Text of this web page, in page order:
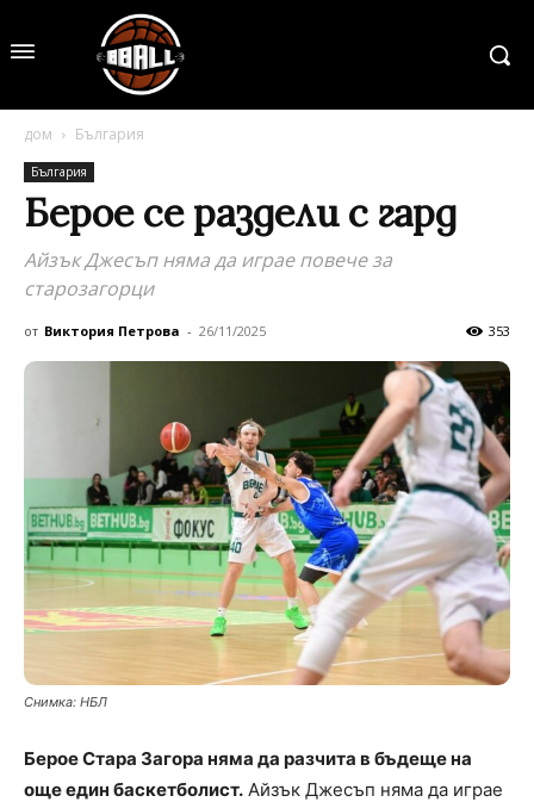
дом България
България
Берое се раздели с гард
Айзък Джесъп няма да играе повече за
старозагорци
от Виктория Петрова - 26/11/2025 353
Снимка: НБЛ
Берое Стара Загора няма да разчита в бъдеще на
още един баскетболист. Айзък Джесъп няма да играе